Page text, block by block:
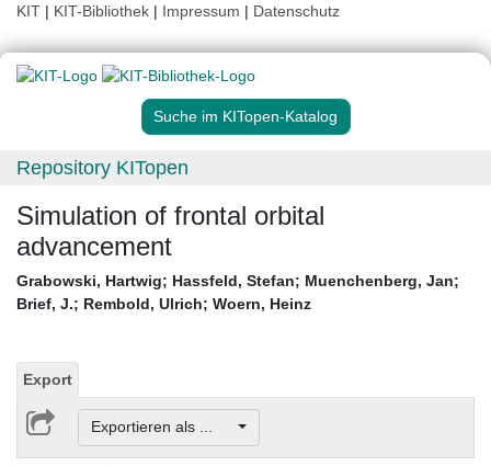
KIT | KIT-Bibliothek | Impressum | Datenschutz
Suche im KITopen-Katalog
Repository KITopen
Simulation of frontal orbital
advancement
Grabowski, Hartwig; Hassfeld, Stefan; Muenchenberg, Jan;
Brief, J.; Rembold, Ulrich; Woern, Heinz
Export
Exportieren als ...